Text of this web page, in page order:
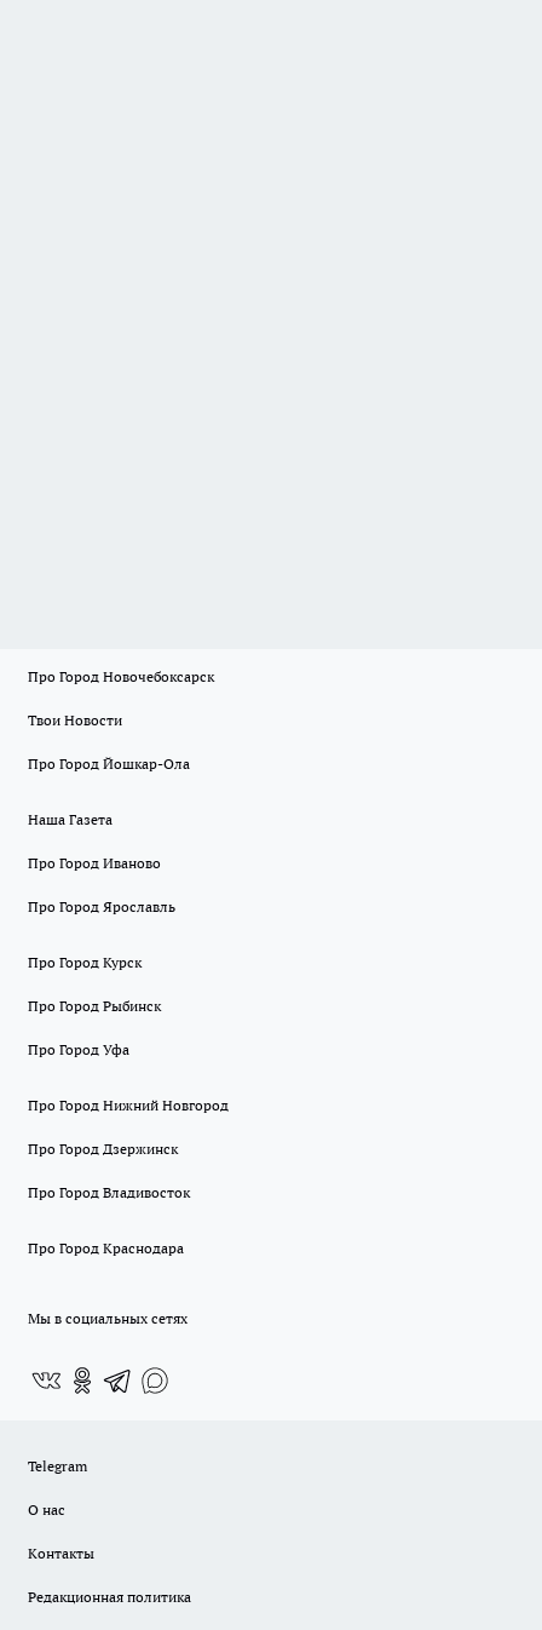
Про Город Новочебоксарск
Твои Новости
Про Город Йошкар-Ола
Наша Газета
Про Город Иваново
Про Город Ярославль
Про Город Курск
Про Город Рыбинск
Про Город Уфа
Про Город Нижний Новгород
Про Город Дзержинск
Про Город Владивосток
Про Город Краснодара
Мы в социальных сетях
Telegram
О нас
Контакты
Редакционная политика